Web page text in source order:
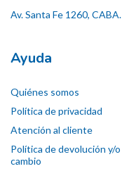
Av. Santa Fe 1260, CABA.
Ayuda
Quiénes somos
Política de privacidad
Atención al cliente
Política de devolución y/o
cambio